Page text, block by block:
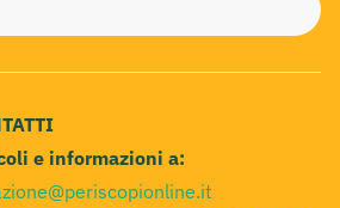
e informazioni a: